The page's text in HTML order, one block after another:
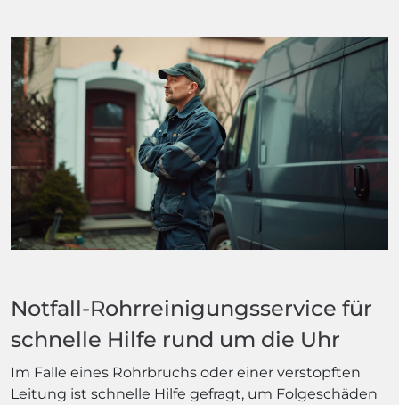
Notfall-Rohrreinigungsservice für
schnelle Hilfe rund um die Uhr
Im Falle eines Rohrbruchs oder einer verstopften
Leitung ist schnelle Hilfe gefragt, um Folgeschäden